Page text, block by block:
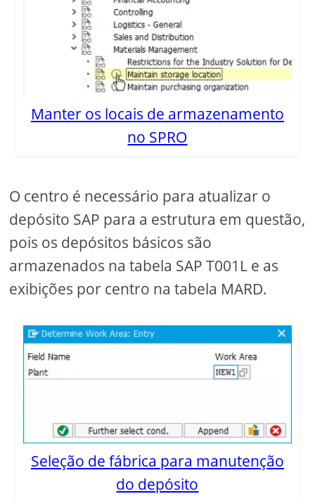
Manter os locais de armazenamento
no SPRO
O centro é necessário para atualizar o
depósito SAP para a estrutura em questão,
pois os depósitos básicos são
armazenados na tabela SAP T001L e as
exibições por centro na tabela MARD.
Seleção de fábrica para manutenção
do depósito